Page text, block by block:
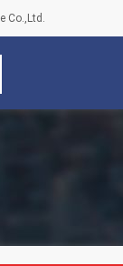
Co.,Ltd.